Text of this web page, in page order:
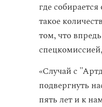
где
такое
том, что
«Случай с
подвергнуть
пять лет и к